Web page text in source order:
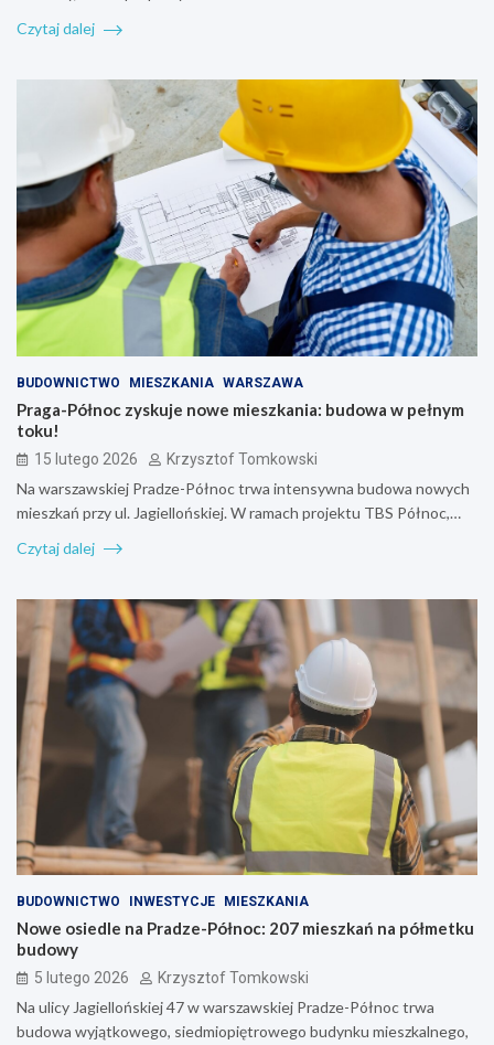
Czytaj dalej
BUDOWNICTWO MIESZKANIA WARSZAWA
Praga-Północ zyskuje nowe mieszkania: budowa w pełnym
toku!
15 lutego 2026 Krzysztof Tomkowski
Na warszawskiej Pradze-Północ trwa intensywna budowa nowych
mieszkań przy ul. Jagiellońskiej. W ramach projektu TBS Północ,…
Czytaj dalej
BUDOWNICTWO INWESTYCJE MIESZKANIA
Nowe osiedle na Pradze-Północ: 207 mieszkań na półmetku
budowy
5 lutego 2026 Krzysztof Tomkowski
Na ulicy Jagiellońskiej 47 w warszawskiej Pradze-Północ trwa
budowa wyjątkowego, siedmiopiętrowego budynku mieszkalnego,